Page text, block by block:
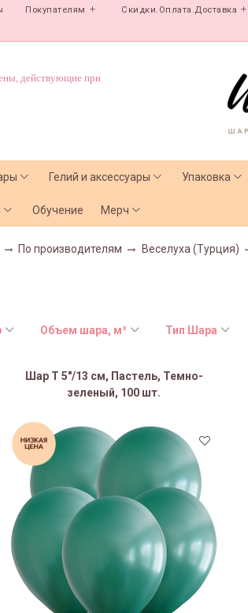
Покупателям Скидки.Оплата.Доставка
действующие при
Гелий и аксессуары Упаковка
Обучение Мерч
По производителям Веселуха (Турция)
Объем шара, м³ Тип Шара
Шар Т 5"/13 см, Пастель, Темно-
зеленый, 100 шт.